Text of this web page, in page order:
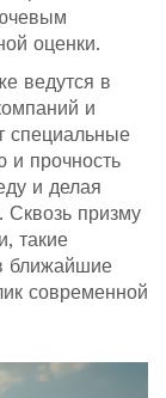
оценки.
ведутся в
и
специальные
и прочность
и делая
Сквозь призму
такие
ближайшие
современной